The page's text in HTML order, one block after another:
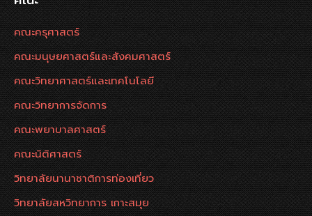
คณะครุศาสตร์
คณะมนุษยศาสตร์และสังคมศาสตร์
คณะวิทยาศาสตร์และเทคโนโลยี
คณะวิทยาการจัดการ
คณะพยาบาลศาสตร์
คณะนิติศาสตร์
วิทยาลัยนานาชาติการท่องเที่ยว
วิทยาลัยสหวิทยาการ เกาะสมุย